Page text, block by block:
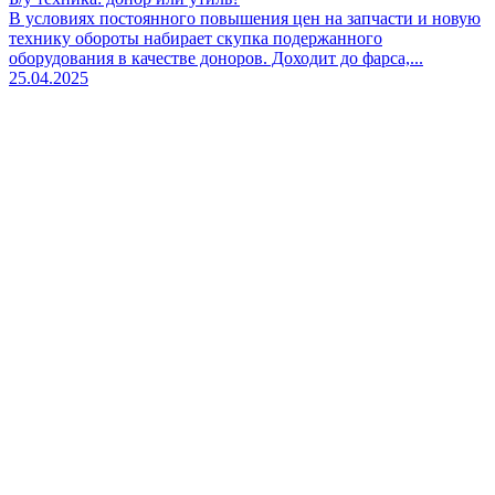
В условиях постоянного повышения цен на запчасти и новую
технику обороты набирает скупка подержанного
оборудования в качестве доноров. Доходит до фарса,...
25.04.2025